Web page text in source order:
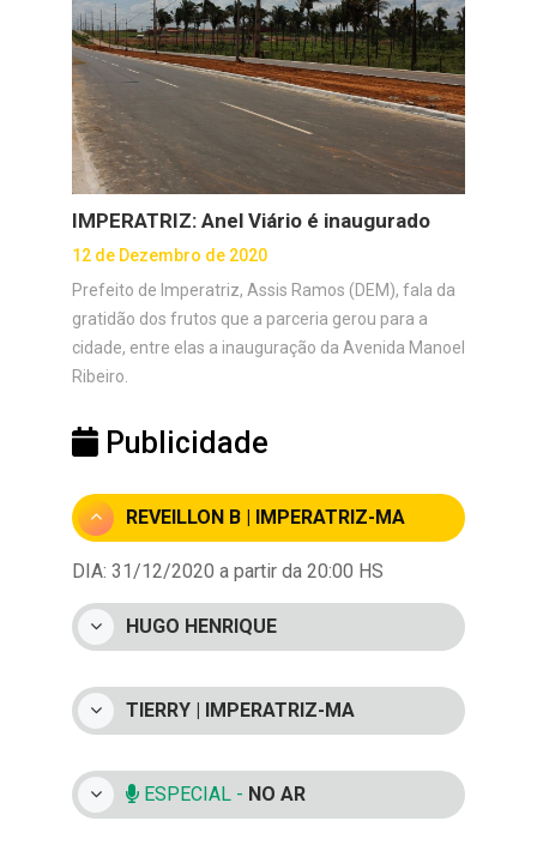
IMPERATRIZ: Anel Viário é inaugurado
12 de Dezembro de 2020
Prefeito de Imperatriz, Assis Ramos (DEM), fala da
gratidão dos frutos que a parceria gerou para a
cidade, entre elas a inauguração da Avenida Manoel
Ribeiro.
Publicidade
REVEILLON B | IMPERATRIZ-MA
DIA: 31/12/2020 a partir da 20:00 HS
HUGO HENRIQUE
TIERRY | IMPERATRIZ-MA
ESPECIAL - NO AR